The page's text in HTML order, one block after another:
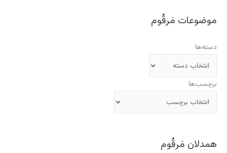
موضوعات مَرقُوم
دسته‌ها
برچسب‌ها
همدلان مَرقُوم